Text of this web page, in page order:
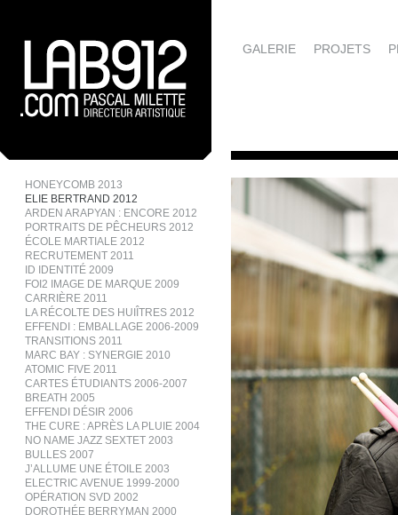
HONEYCOMB 2013
ELIE BERTRAND 2012
ARDEN ARAPYAN : ENCORE 2012
PORTRAITS DE PÊCHEURS 2012
ÉCOLE MARTIALE 2012
RECRUTEMENT 2011
ID IDENTITÉ 2009
FOI2 IMAGE DE MARQUE 2009
CARRIÈRE 2011
LA RÉCOLTE DES HUIÎTRES 2012
EFFENDI : EMBALLAGE 2006-2009
TRANSITIONS 2011
MARC BAY : SYNERGIE 2010
ATOMIC FIVE 2011
CARTES ÉTUDIANTS 2006-2007
BREATH 2005
EFFENDI DÉSIR 2006
THE CURE : APRÈS LA PLUIE 2004
NO NAME JAZZ SEXTET 2003
BULLES 2007
J’ALLUME UNE ÉTOILE 2003
ELECTRIC AVENUE 1999-2000
OPÉRATION SVD 2002
DOROTHÉE BERRYMAN 2000
GALERIE PROJETS